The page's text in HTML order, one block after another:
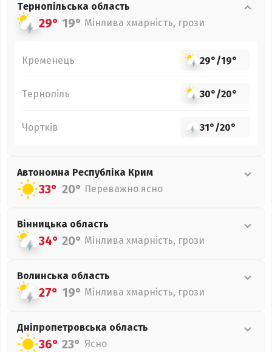
Тернопільська область
29° 19° Мінлива хмарність, грози
Кременець 29°/19°
Тернопіль 30°/20°
Чортків 31°/20°
Автономна Республіка Крим
33° 20° Переважно ясно
Вінницька область
34° 20° Мінлива хмарність, грози
Волинська область
27° 19° Мінлива хмарність, грози
Дніпропетровська область
36° 23° Ясно